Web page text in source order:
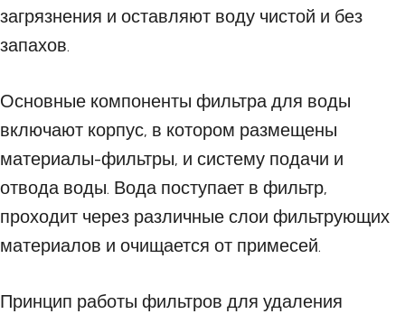
загрязнения и оставляют воду чистой и без
запахов.
Основные компоненты фильтра для воды
включают корпус, в котором размещены
материалы-фильтры, и систему подачи и
отвода воды. Вода поступает в фильтр,
проходит через различные слои фильтрующих
материалов и очищается от примесей.
Принцип работы фильтров для удаления